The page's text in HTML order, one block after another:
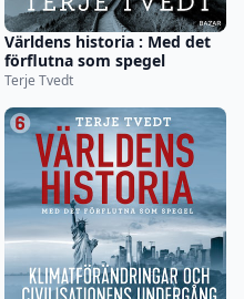
Världens historia : Med det
förflutna som spegel
Terje Tvedt